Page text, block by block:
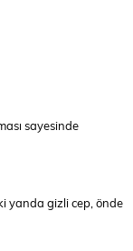
sayesinde
yanda gizli cep, önde